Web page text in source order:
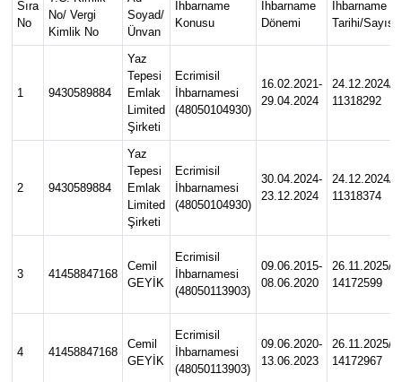
Sıra
No
No/ Vergi
Kimlik No
Soyad/
Ünvan
İhbarname
Konusu
İhbarname
Dönemi
İhbarname
Tarihi/Sayısı
1 9430589884
Yaz
Tepesi
Emlak
Limited
Şirketi
Ecrimisil
İhbarnamesi
(48050104930)
16.02.2021-
29.04.2024
24.12.2024/
11318292
2 9430589884
Yaz
Tepesi
Emlak
Limited
Şirketi
Ecrimisil
İhbarnamesi
(48050104930)
30.04.2024-
23.12.2024
24.12.2024/
11318374
3 41458847168
Cemil
GEYİK
Ecrimisil
İhbarnamesi
(48050113903)
09.06.2015-
08.06.2020
26.11.2025/
14172599
4 41458847168
Cemil
GEYİK
Ecrimisil
İhbarnamesi
(48050113903)
09.06.2020-
13.06.2023
26.11.2025/
14172967